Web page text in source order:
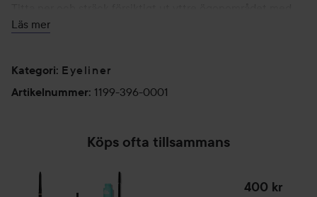
pekfingret. Applicera med mjuka drag längs franslinjen.
Tips från Max Factors makeupartist är att endast använda
Läs mer
Kategori: Eyeliner
Artikelnummer: 1199-396-0001
Köps ofta tillsammans
400 kr